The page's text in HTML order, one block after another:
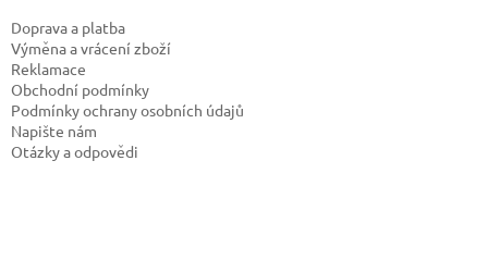
Doprava a platba
Výměna a vrácení zboží
Reklamace
Obchodní podmínky
Podmínky ochrany osobních údajů
Napište nám
Otázky a odpovědi